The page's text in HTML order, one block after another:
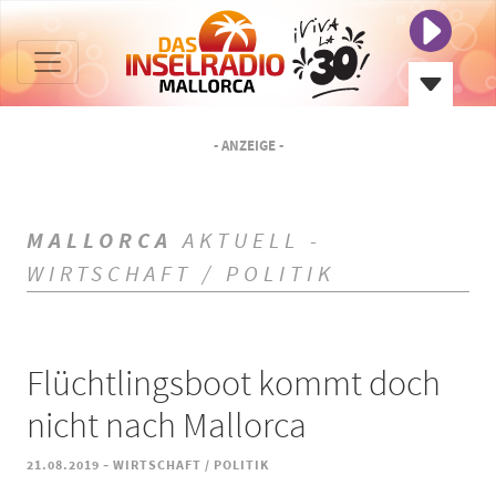
- ANZEIGE -
MALLORCA AKTUELL -
WIRTSCHAFT / POLITIK
Flüchtlingsboot kommt doch
nicht nach Mallorca
21.08.2019 - WIRTSCHAFT / POLITIK